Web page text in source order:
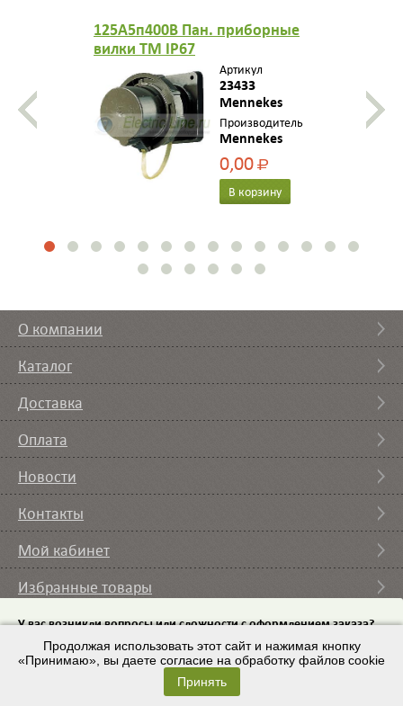
125A5п400B Пан. приборные
вилки TM IP67
Артикул
23433
Mennekes
Производитель
Mennekes
0,00Р
В корзину
О компании
Каталог
Доставка
Оплата
Новости
Контакты
Мой кабинет
Избранные товары
Вы смотрели
© 2007 – 2026 ИП Кононов И.А. | Условия использования
Разработка сайта– ZAYTSEVS.COM
У вас возникли вопросы или сложности с оформлением заказа?
Пришлите на emailсписок требуемого оборудования и мы с вами
свяжемся.
Продолжая использовать этот сайт и нажимая кнопку
«Принимаю», вы даете согласие на обработку файлов cookie
Принять